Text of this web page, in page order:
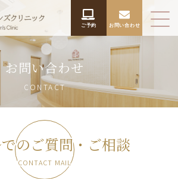
お問い合わせ
ご予約
お問い合わせ
CONTACT
のご質問・ご相談
CONTACT MAIL